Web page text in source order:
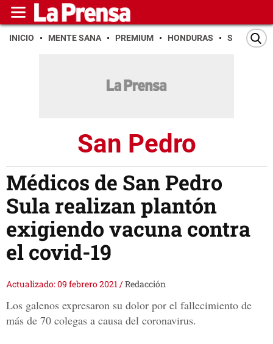
INICIO MENTE SANA PREMIUM HONDURAS SAN PEDRO
San Pedro
Médicos de San Pedro
Sula realizan plantón
exigiendo vacuna contra
el covid-19
Actualizado: 09 febrero 2021/Redacción
Los galenos expresaron su dolor por el fallecimiento de
más de 70 colegas a causa del coronavirus.